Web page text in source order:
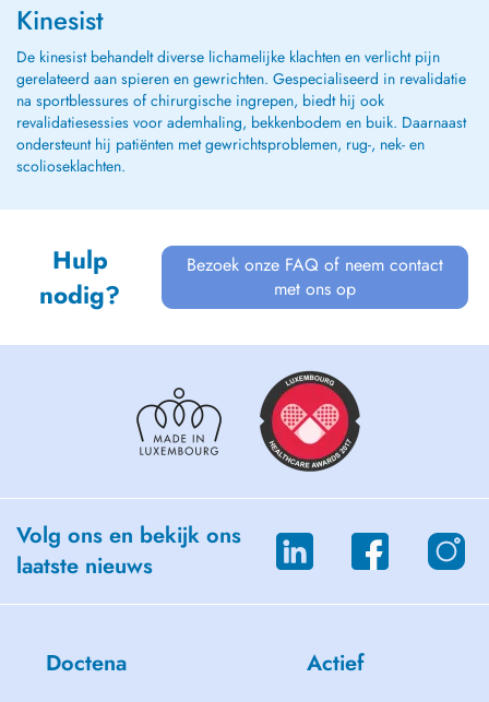
Kinesist
De kinesist behandelt diverse lichamelijke klachten en verlicht pijn
gerelateerd aan spieren en gewrichten. Gespecialiseerd in revalidatie
na sportblessures of chirurgische ingrepen, biedt hij ook
revalidatiesessies voor ademhaling, bekkenbodem en buik. Daarnaast
ondersteunt hij patiënten met gewrichtsproblemen, rug-, nek- en
scolioseklachten.
Hulp
nodig?
Bezoek onze FAQ of neem contact
met ons op
Volg ons en bekijk ons
laatste nieuws
Doctena Actief